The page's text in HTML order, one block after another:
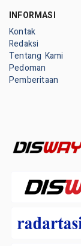
INFORMASI
Kontak
Redaksi
Tentang Kami
Pedoman
Pemberitaan